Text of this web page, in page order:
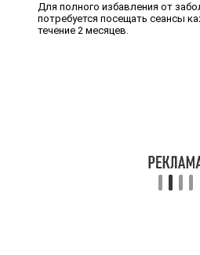
Для полного избавления от
потребуется посещать сеансы
течение 2 месяцев.